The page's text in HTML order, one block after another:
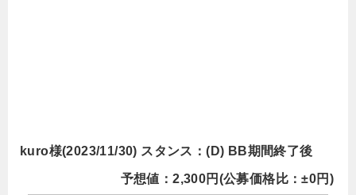
kuro様(2023/11/30) スタンス：(D) BB期間終了後
予想値：2,300円(公募価格比：±0円)